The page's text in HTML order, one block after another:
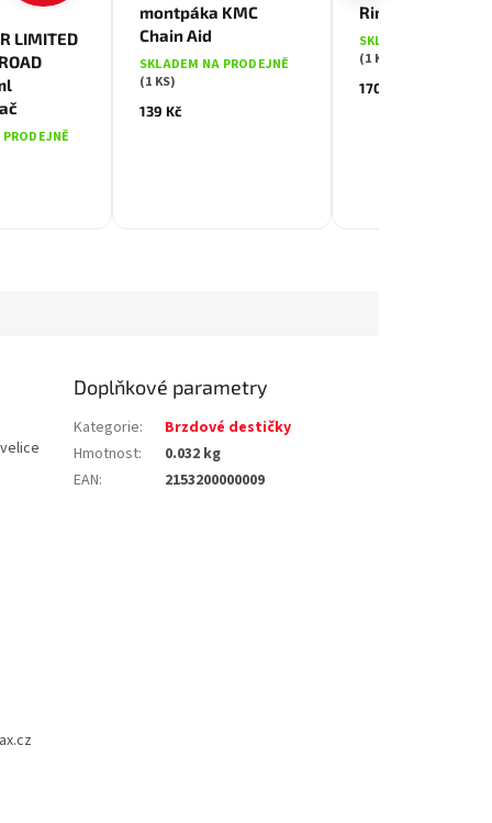
LIMITED
montpáka KMC
Chain Aid
SKLADEM NA PRODEJNĚ
(1 KS)
139 Kč
RimStix - zelené
SKLADEM NA
(1 KS)
170 Kč
Doplňkové parametry
Kategorie:
Brzdové destičky
Hmotnost:
0.032 kg
EAN: 2153200000009